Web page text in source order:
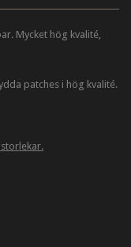
Mycket hög kvalité,
patches i hög kvalité.
storlekar.